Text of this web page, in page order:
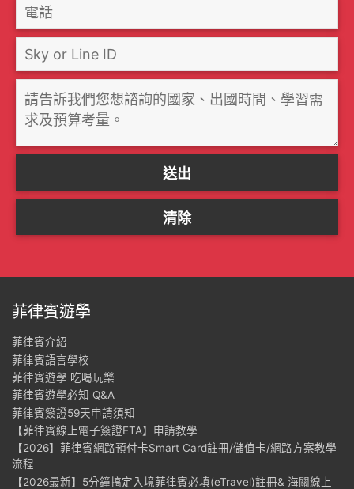
菲律賓遊學
菲律賓介紹
菲律賓語言學校
菲律賓遊學 吃喝玩樂
菲律賓遊學必知 Q&A
菲律賓簽證59天申請須知
【菲律賓線上電子簽證ETA】申請教學
【2026】菲律賓網路預付卡Smart Card註冊/儲值卡/網路方案教學
流程
【2026最新】5分鐘搞定入境菲律賓必填(eTravel)註冊& 海關線上